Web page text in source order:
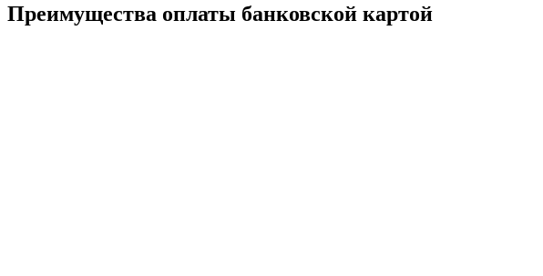
Преимущества оплаты банковской картой